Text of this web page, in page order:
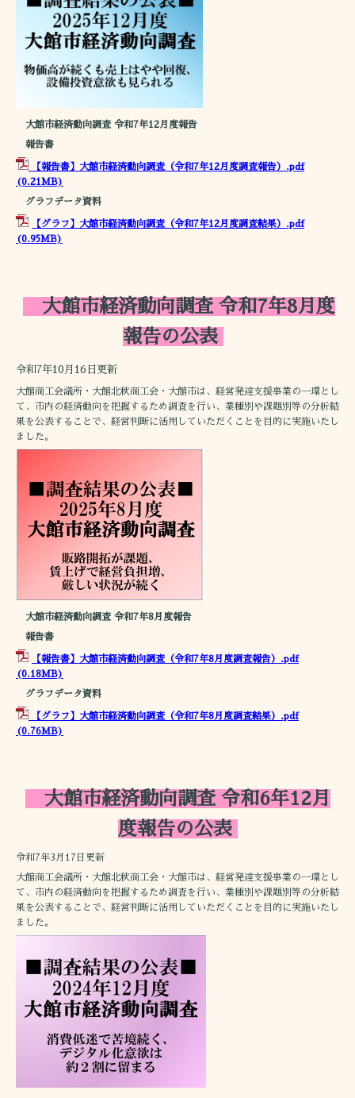
大館市経済動向調査 令和7年12月度報告
報告書
【報告書】大館市経済動向調査（令和7年12月度調査報告）.pdf
(0.21MB)
グラフデータ資料
【グラフ】大館市経済動向調査（令和7年12月度調査結果）.pdf
(0.95MB)
大館市経済動向調査 令和7年8月度
報告の公表
令和7年10月16日更新
大館商工会議所・大館北秋商工会・大館市は、経営発達支援事業の一環とし
て、市内の経済動向を把握するため調査を行い、業種別や課題別等の分析結
果を公表することで、経営判断に活用していただくことを目的に実施いたし
ました。
大館市経済動向調査 令和7年8月度報告
報告書
【報告書】大館市経済動向調査（令和7年8月度調査報告）.pdf
(0.18MB)
グラフデータ資料
【グラフ】大館市経済動向調査（令和7年8月度調査結果）.pdf
(0.76MB)
大館市経済動向調査 令和6年12月
度報告の公表
令和7年3月17日更新
大館商工会議所・大館北秋商工会・大館市は、経営発達支援事業の一環とし
て、市内の経済動向を把握するため調査を行い、業種別や課題別等の分析結
果を公表することで、経営判断に活用していただくことを目的に実施いたし
ました。